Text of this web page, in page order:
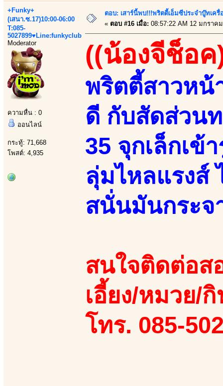
+Funky+
(เสนา.ซ.17)10:00-06:00
T:085-
5027899♥Line:funkyclub
Moderator
ความหื่น : 0
ออนไลน์
กระทู้: 71,668
โพสต์: 4,935
ตอบ: เสาร์นี้พบ!!!พริตตี้เอ็มซีประจำบู๊ทเค
« ตอบ #16 เมื่อ: 08:57:22 AM 12 มกราค
((น้องจีช็อค
พริตตี้สาวหน้
ดี กับสัดส่วน
35 จุกเล็กเข้
ลุ่มไหลแรงส์
สนั่นมันกระจ
สนใจติดต่อส
เอี้ยง/หมวย/
โทร. 085-